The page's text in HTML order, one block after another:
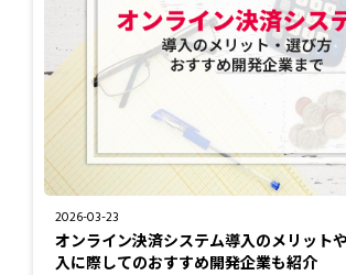
2026-03-23
オンライン決済システム導入のメリット
入に際してのおすすめ開発企業も紹介